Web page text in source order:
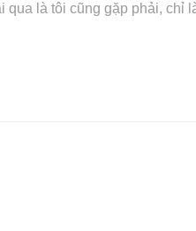
là tôi cũng gặp phải, chỉ